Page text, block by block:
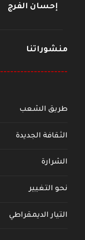
إحسان الفرج
منشوراتنا
--------------------
طريق الشعب
الثقافة الجديدة
الشرارة
نحو التغيير
التيار الديمقراطي